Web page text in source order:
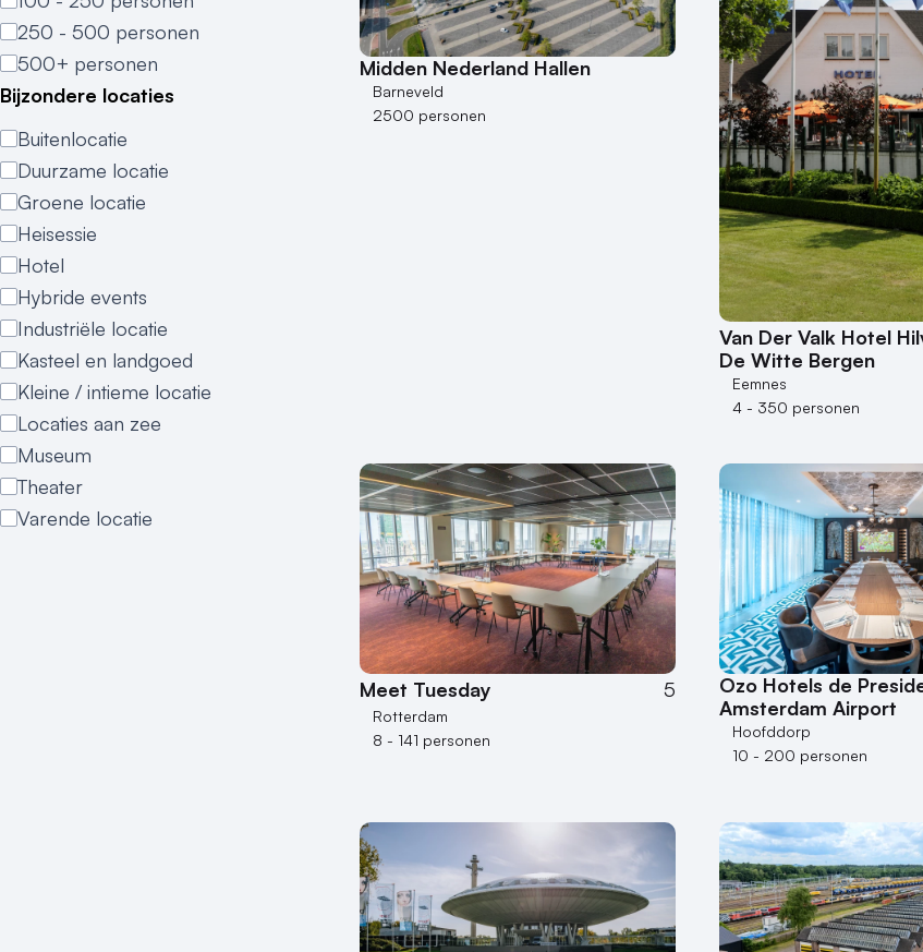
250 - 500 personen
500+ personen
Bijzondere locaties
Buitenlocatie
Duurzame locatie
Groene locatie
Heisessie
Hotel
Hybride events
Industriële locatie
Kasteel en landgoed
Kleine / intieme locatie
Locaties aan zee
Museum
Theater
Varende locatie
Midden Nederland Hallen
Barneveld
2500 personen
Van Der Valk Hotel
De Witte Bergen
Eemnes
4 - 350 personen
Meet Tuesday 5
Rotterdam
8 - 141 personen
Ozo Hotels de
Amsterdam Airport
Hoofddorp
10 - 200 personen